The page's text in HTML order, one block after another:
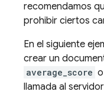
recomendamos
prohibir ciertos
En el siguiente
crear un
average_score o
llamada al